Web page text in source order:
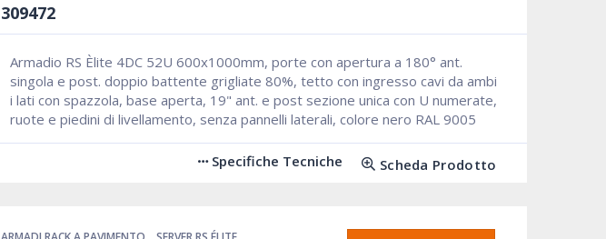
309472
Armadio RS Èlite 4DC 52U 600x1000mm, porte con apertura a 180° ant.
singola e post. doppio battente grigliate 80%, tetto con ingresso cavi da ambi
i lati con spazzola, base aperta, 19" ant. e post sezione unica con U numerate,
ruote e piedini di livellamento, senza pannelli laterali, colore nero RAL 9005
Scheda Prodotto
Specifiche Tecniche